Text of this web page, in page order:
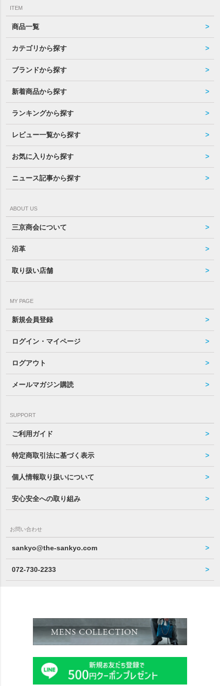
ITEM
商品一覧
カテゴリから探す
ブランドから探す
新着商品から探す
ランキングから探す
レビュー一覧から探す
お気に入りから探す
ニュース記事から探す
ABOUT US
三京商会について
沿革
取り扱い店舗
MY PAGE
新規会員登録
ログイン・マイページ
ログアウト
メールマガジン購読
SUPPORT
ご利用ガイド
特定商取引法に基づく表示
個人情報取り扱いについて
安心安全への取り組み
お問い合わせ
sankyo@the-sankyo.com
072-730-2233